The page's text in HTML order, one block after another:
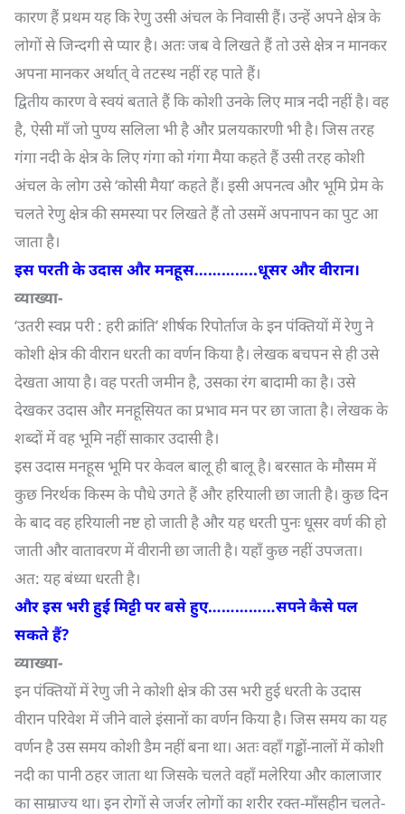
कारण हैं प्रथम यह कि रेणु उसी अंचल के निवासी हैं। उन्हें अपने क्षेत्र के
लोगों से जिन्दगी से प्यार है। अतः जब वे लिखते हैं तो उसे क्षेत्र न मानकर
अपना मानकर अर्थात् वे तटस्थ नहीं रह पाते हैं।
द्वितीय कारण वे स्वयं बताते हैं कि कोशी उनके लिए मात्र नदी नहीं है। वह
है, ऐसी माँ जो पुण्य सलिला भी है और प्रलयकारणी भी है। जिस तरह
गंगा नदी के क्षेत्र के लिए गंगा को गंगा मैया कहते हैं उसी तरह कोशी
अंचल के लोग उसे ‘कोसी मैया’ कहते हैं। इसी अपनत्व और भूमि प्रेम के
चलते रेणु क्षेत्र की समस्या पर लिखते हैं तो उसमें अपनापन का पुट आ
जाता है।
इस परती के उदास और मनहूस…………..धूसर और वीरान।
व्याख्या-
‘उतरी स्वप्न परी : हरी क्रांति’ शीर्षक रिपोर्ताज के इन पंक्तियों में रेणु ने
कोशी क्षेत्र की वीरान धरती का वर्णन किया है। लेखक बचपन से ही उसे
देखता आया है। वह परती जमीन है, उसका रंग बादामी का है। उसे
देखकर उदास और मनहूसियत का प्रभाव मन पर छा जाता है। लेखक के
शब्दों में वह भूमि नहीं साकार उदासी है।
इस उदास मनहूस भूमि पर केवल बालू ही बालू है। बरसात के मौसम में
कुछ निरर्थक किस्म के पौधे उगते हैं और हरियाली छा जाती है। कुछ दिन
के बाद वह हरियाली नष्ट हो जाती है और यह धरती पुनः धूसर वर्ण की हो
जाती और वातावरण में वीरानी छा जाती है। यहाँ कुछ नहीं उपजता।
अत: यह बंध्या धरती है।
और इस भरी हुई मिट्टी पर बसे हुए……………सपने कैसे पल
सकते हैं?
व्याख्या-
इन पंक्तियों में रेणु जी ने कोशी क्षेत्र की उस भरी हुई धरती के उदास
वीरान परिवेश में जीने वाले इंसानों का वर्णन किया है। जिस समय का यह
वर्णन है उस समय कोशी डैम नहीं बना था। अतः वहाँ गड्ढों-नालों में कोशी
नदी का पानी ठहर जाता था जिसके चलते वहाँ मलेरिया और कालाजार
का साम्राज्य था। इन रोगों से जर्जर लोगों का शरीर रक्त-माँसहीन चलते-